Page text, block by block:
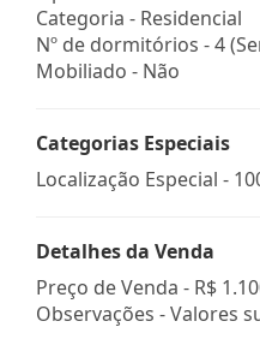
Categoria - Residencial
Nº de dormitórios - 4
Mobiliado - Não
Categorias Especiais
Localização Especial -
Detalhes da Venda
Preço de Venda - R$
Observações - Valores